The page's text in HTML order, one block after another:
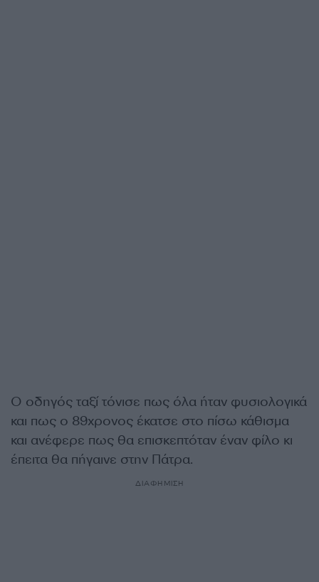
Ο οδηγός ταξί τόνισε πως όλα ήταν φυσιολογικά
και πως ο 89χρονος έκατσε στο πίσω κάθισμα
και ανέφερε πως θα επισκεπτόταν έναν φίλο κι
έπειτα θα πήγαινε στην Πάτρα.
ΔΙΑΦΗΜΙΣΗ